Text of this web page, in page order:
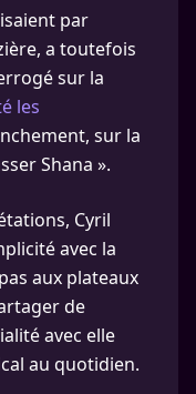
par
a toutefois
sur la
les
sur la
Shana ».
Cyril
avec la
aux plateaux
de
avec elle
au quotidien.